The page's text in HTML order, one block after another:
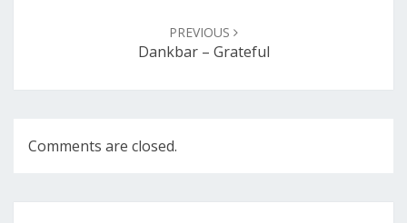
PREVIOUS
Dankbar – Grateful
Comments are closed.